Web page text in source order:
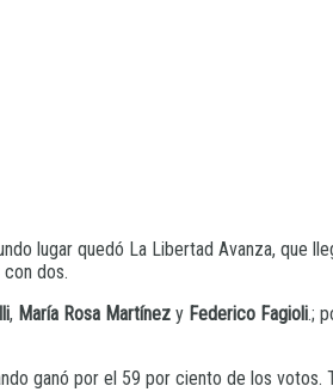
lugar quedó La Libertad Avanza, que
dos.
, María Rosa Martínez y Federico Fagioli.;
ganó por el 59 por ciento de los votos.